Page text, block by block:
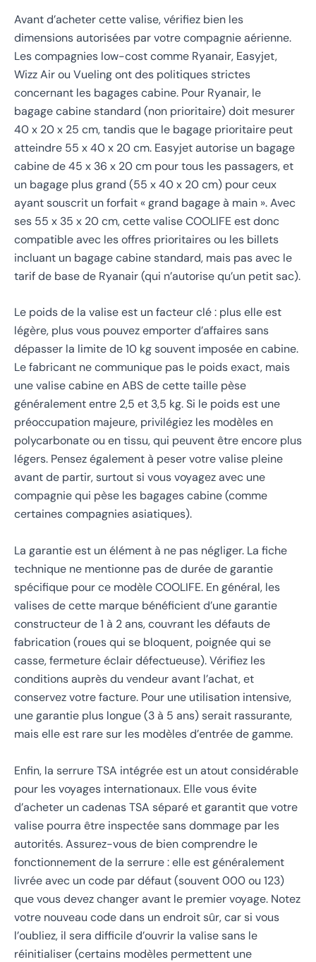
Avant d’acheter cette valise, vérifiez bien les
dimensions autorisées par votre compagnie aérienne.
Les compagnies low-cost comme Ryanair, Easyjet,
Wizz Air ou Vueling ont des politiques strictes
concernant les bagages cabine. Pour Ryanair, le
bagage cabine standard (non prioritaire) doit mesurer
40 x 20 x 25 cm, tandis que le bagage prioritaire peut
atteindre 55 x 40 x 20 cm. Easyjet autorise un bagage
cabine de 45 x 36 x 20 cm pour tous les passagers, et
un bagage plus grand (55 x 40 x 20 cm) pour ceux
ayant souscrit un forfait « grand bagage à main ». Avec
ses 55 x 35 x 20 cm, cette valise COOLIFE est donc
compatible avec les offres prioritaires ou les billets
incluant un bagage cabine standard, mais pas avec le
tarif de base de Ryanair (qui n’autorise qu’un petit sac).
Le poids de la valise est un facteur clé : plus elle est
légère, plus vous pouvez emporter d’affaires sans
dépasser la limite de 10 kg souvent imposée en cabine.
Le fabricant ne communique pas le poids exact, mais
une valise cabine en ABS de cette taille pèse
généralement entre 2,5 et 3,5 kg. Si le poids est une
préoccupation majeure, privilégiez les modèles en
polycarbonate ou en tissu, qui peuvent être encore plus
légers. Pensez également à peser votre valise pleine
avant de partir, surtout si vous voyagez avec une
compagnie qui pèse les bagages cabine (comme
certaines compagnies asiatiques).
La garantie est un élément à ne pas négliger. La fiche
technique ne mentionne pas de durée de garantie
spécifique pour ce modèle COOLIFE. En général, les
valises de cette marque bénéficient d’une garantie
constructeur de 1 à 2 ans, couvrant les défauts de
fabrication (roues qui se bloquent, poignée qui se
casse, fermeture éclair défectueuse). Vérifiez les
conditions auprès du vendeur avant l’achat, et
conservez votre facture. Pour une utilisation intensive,
une garantie plus longue (3 à 5 ans) serait rassurante,
mais elle est rare sur les modèles d’entrée de gamme.
Enfin, la serrure TSA intégrée est un atout considérable
pour les voyages internationaux. Elle vous évite
d’acheter un cadenas TSA séparé et garantit que votre
valise pourra être inspectée sans dommage par les
autorités. Assurez-vous de bien comprendre le
fonctionnement de la serrure : elle est généralement
livrée avec un code par défaut (souvent 000 ou 123)
que vous devez changer avant le premier voyage. Notez
votre nouveau code dans un endroit sûr, car si vous
l’oubliez, il sera difficile d’ouvrir la valise sans le
réinitialiser (certains modèles permettent une